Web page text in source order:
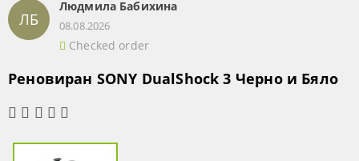
ЛБ
Людмила Бабихина
08.08.2026
Checked order
Реновиран SONY DualShock 3 Черно и Бяло